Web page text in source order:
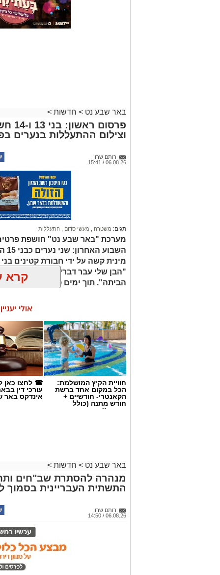
באר שבע נט > חדשות >
וצילום ההתעללות בנערים
רותם שרון
06.08.26 / 15:41
תגים: משטרה מעשי סדום התעללות
מערכת "באר שבע נט" חושפת
"הבן שלי עבר דברים מזעזעים,
הביתה". תוך ימים ספורים: צפוי
צילום: shutterstock אילוסטרציה
נחשף כעת לראשונה.
מבילוי. הם עשו את דרכם
מבצע קדם ומבצע יקב
כאשר דרכם נחסמה על
קרא
אולי
חוויית הקיץ המושלמת:
הכל במקום אחד ברשת
הקאנטרי- חודשיים +
חודש מתנה (כולל
החגים!)
☎ לחצו כאן
עורכי דין
אינדקס באר
באר שבע נט > חדשות >
מנהרה להסתרת שב"חים
התשתית העבריינית בסמוך
רותם שרון
06.08.26 / 14:50